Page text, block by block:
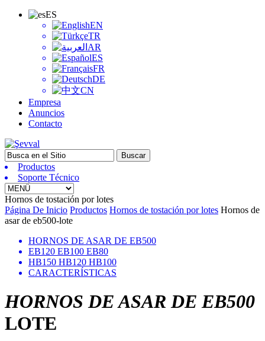
ES
EN
TR
AR
ES
FR
DE
CN
Empresa
Anuncios
Contacto
Productos
Soporte Técnico
Hornos de tostación por lotes
Página De Inicio Productos Hornos de tostación por lotes Hornos de
asar de eb500-lote
HORNOS DE ASAR DE EB500
EB120 EB100 EB80
HB150 HB120 HB100
CARACTERÍSTICAS
HORNOS DE ASAR DE EB500
LOTE